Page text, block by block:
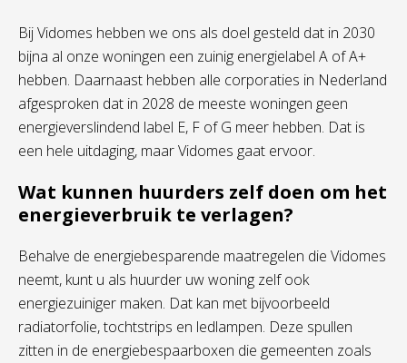
Bij Vidomes hebben we ons als doel gesteld dat in 2030
bijna al onze woningen een zuinig energielabel A of A+
hebben. Daarnaast hebben alle corporaties in Nederland
afgesproken dat in 2028 de meeste woningen geen
energieverslindend label E, F of G meer hebben. Dat is
een hele uitdaging, maar Vidomes gaat ervoor.
Wat kunnen huurders zelf doen om het
energieverbruik te verlagen?
Behalve de energiebesparende maatregelen die Vidomes
neemt, kunt u als huurder uw woning zelf ook
energiezuiniger maken. Dat kan met bijvoorbeeld
radiatorfolie, tochtstrips en ledlampen. Deze spullen
zitten in de energiebespaarboxen die gemeenten zoals